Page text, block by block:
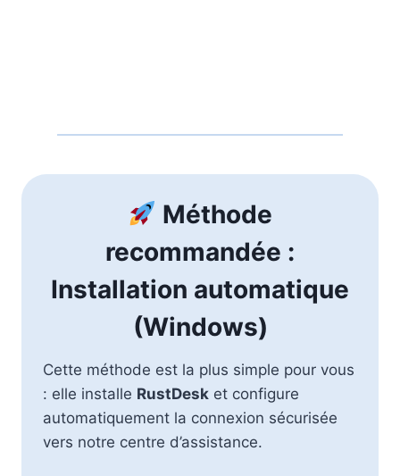
Méthode
recommandée :
Installation automatique
(Windows)
Cette méthode est la plus simple pour vous
: elle installe RustDesk et configure
automatiquement la connexion sécurisée
vers notre centre d’assistance.